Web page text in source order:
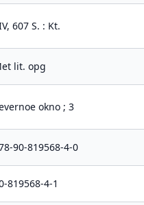
607 S. : Kt.
lit. opg
okno ; 3
90-819568-4-0
819568-4-1